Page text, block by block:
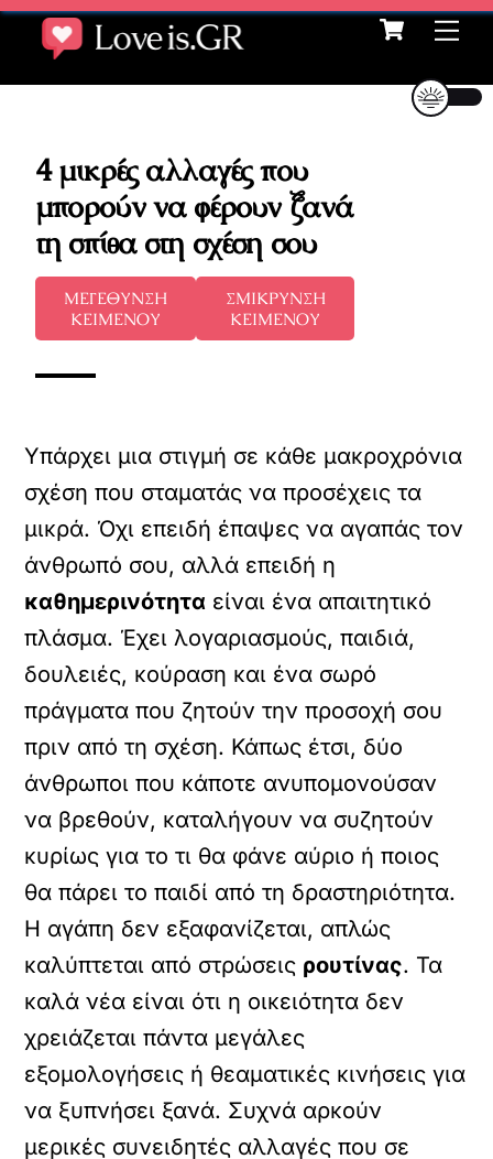
Skip
content
Cart
4 μικρές αλλαγές που
μπορούν να φέρουν ξανά
τη σπίθα στη σχέση σου
ΜΕΓΕΘΥΝΣΗ
ΚΕΙΜΕΝΟΥ
ΣΜΙΚΡΥΝΣΗ
ΚΕΙΜΕΝΟΥ
Υπάρχει μια στιγμή σε κάθε μακροχρόνια
σχέση που σταματάς να προσέχεις τα
μικρά. Όχι επειδή έπαψες να αγαπάς τον
άνθρωπό σου, αλλά επειδή η
καθημερινότητα είναι ένα απαιτητικό
πλάσμα. Έχει λογαριασμούς, παιδιά,
δουλειές, κούραση και ένα σωρό
πράγματα που ζητούν την προσοχή σου
πριν από τη σχέση. Κάπως έτσι, δύο
άνθρωποι που κάποτε ανυπομονούσαν
να βρεθούν, καταλήγουν να συζητούν
κυρίως για το τι θα φάνε αύριο ή ποιος
θα πάρει το παιδί από τη δραστηριότητα.
Η αγάπη δεν εξαφανίζεται, απλώς
καλύπτεται από στρώσεις ρουτίνας. Τα
καλά νέα είναι ότι η οικειότητα δεν
χρειάζεται πάντα μεγάλες
εξομολογήσεις ή θεαματικές κινήσεις για
να ξυπνήσει ξανά. Συχνά αρκούν
μερικές συνειδητές αλλαγές που σε